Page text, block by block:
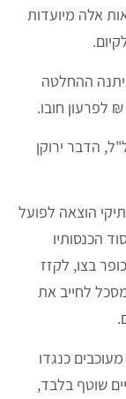
אלה מיועדות
ההחלטה
הדבר ירוקן
הוצאה לפועל
הכנסותיו
בצו, לקזז
לחייב את
כנגדו
שוטף בלבד,